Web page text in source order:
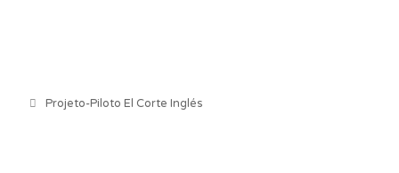
Categorias
Projeto-Piloto El Corte Inglés